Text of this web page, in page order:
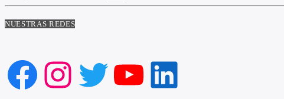
NUESTRAS REDES
Facebook
Instagram
Twitter
YouTube
LinkedIn